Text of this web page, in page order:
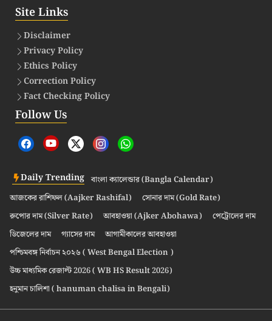
Site Links
Disclaimer
Privacy Policy
Ethics Policy
Correction Policy
Fact Checking Policy
Follow Us
Daily Trending বাংলা ক্যালেন্ডার (Bangla Calendar)
আজকের রাশিফল (Aajker Rashifal)
সোনার দাম (Gold Rate)
রুপোর দাম (Silver Rate)
আবহাওয়া (Ajker Abohawa)
পেট্রোলের দাম
ডিজেলের দাম
গ্যাসের দাম
আগামীকালের আবহাওয়া
পশ্চিমবঙ্গ নির্বাচন ২০২৬ ( West Bengal Election )
উচ্চ মাধ্যমিক রেজাল্ট 2026 ( WB HS Result 2026)
হনুমান চালিশা ( hanuman chalisa in Bengali)